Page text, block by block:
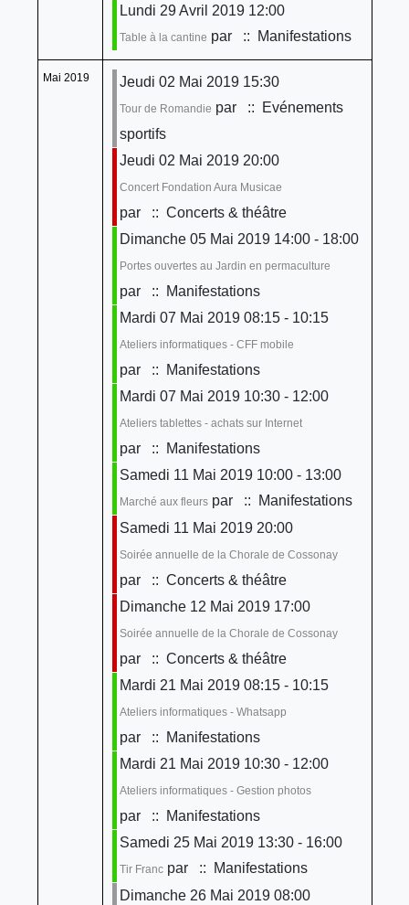
Lundi 29 Avril 2019 12:00
Table à la cantine par :: Manifestations
Mai 2019 Jeudi 02 Mai 2019 15:30
Tour de Romandie par
:: Evénements
sportifs
Jeudi 02 Mai 2019 20:00
Concert Fondation Aura Musicae
par
:: Concerts & théâtre
Dimanche 05 Mai 2019 14:00 - 18:00
Portes ouvertes au Jardin en permaculture
par
:: Manifestations
Mardi 07 Mai 2019 08:15 - 10:15
Ateliers informatiques - CFF mobile
par
:: Manifestations
Mardi 07 Mai 2019 10:30 - 12:00
Ateliers tablettes - achats sur Internet
par
:: Manifestations
Samedi 11 Mai 2019 10:00 - 13:00
Marché aux fleurspar
:: Manifestations
Samedi 11 Mai 2019 20:00
Soirée annuelle de la Chorale de Cossonay
par
:: Concerts & théâtre
Dimanche 12 Mai 2019 17:00
Soirée annuelle de la Chorale de Cossonay
par
:: Concerts & théâtre
Mardi 21 Mai 2019 08:15 - 10:15
Ateliers informatiques - Whatsapp
par
:: Manifestations
Mardi 21 Mai 2019 10:30 - 12:00
Ateliers informatiques - Gestion photos
par
:: Manifestations
Samedi 25 Mai 2019 13:30 - 16:00
Tir Francpar
:: Manifestations
Dimanche 26 Mai 2019 08:00